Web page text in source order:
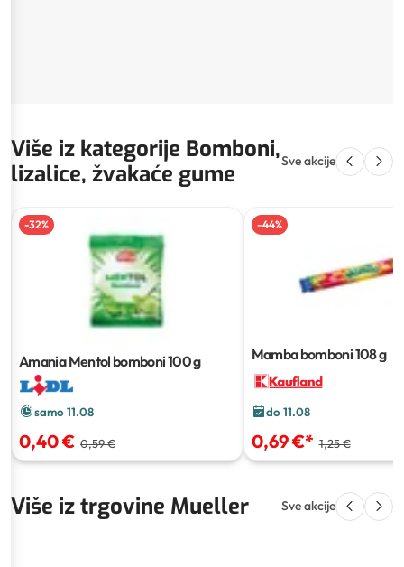
Više iz kategorije Bomboni,
lizalice, žvakaće gume
Sve akcije
-32%
Amania Mentol bomboni100 g
samo 11.08
0,40 € 0,59 €
-44%
Mamba bomboni108 g
do 11.08
0,69 €* 1,25 €
Više iz trgovine Mueller Sve akcije